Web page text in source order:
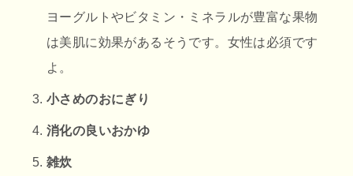
ヨーグルトやビタミン・ミネラルが豊富な果物
は美肌に効果があるそうです。女性は必須です
よ。
小さめのおにぎり
消化の良いおかゆ
雑炊